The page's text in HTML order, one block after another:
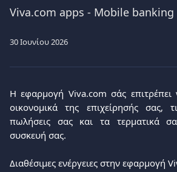
Viva.com apps - Mobile banking
30 Ιουνίου 2026
Η εφαρμογή Viva.com σάς επιτρέπει
οικονομικά της επιχείρησής σας,
πωλήσεις σας και τα τερματικά
συσκευή σας.
Διαθέσιμες ενέργειες στην εφαρμογή